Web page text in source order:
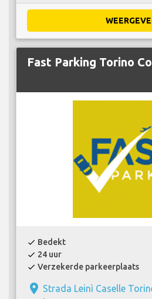
Fast Parking Torino
check Bedekt
check 24 uur
check Verzekerde parkeerplaats
place Strada Leinì Caselle